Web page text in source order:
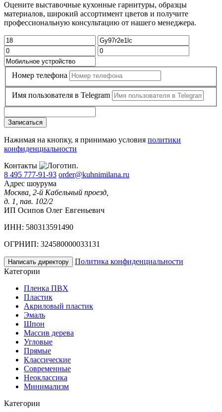
Оцените выставочные кухонные гарнитуры, образцы
материалов, широкий ассортимент цветов и получите
профессиональную консультацию от нашего менеджера.
Номер телефона
Имя пользователя в Telegram
Записаться
Нажимая на кнопку, я принимаю условия политики
конфиденциальности
Контакты
8 495 777-91-93 order@kuhnimilana.ru
Адрес шоурума
Москва, 2-й Кабельный проезд,
д. 1, пав. 102/2
ИП Осипов Олег Евгеньевич
ИНН: 580313591490
ОГРНИП: 324580000033131
Написать директору
Политика конфиденциальности
Категории
Пленка ПВХ
Пластик
Акриловый пластик
Эмаль
Шпон
Массив дерева
Угловые
Прямые
Классические
Современные
Неоклассика
Минимализм
Категории